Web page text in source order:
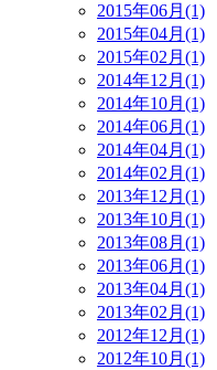
2015年06月(1)
2015年04月(1)
2015年02月(1)
2014年12月(1)
2014年10月(1)
2014年06月(1)
2014年04月(1)
2014年02月(1)
2013年12月(1)
2013年10月(1)
2013年08月(1)
2013年06月(1)
2013年04月(1)
2013年02月(1)
2012年12月(1)
2012年10月(1)